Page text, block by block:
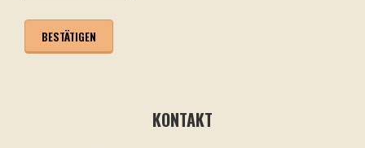
KONTAKT